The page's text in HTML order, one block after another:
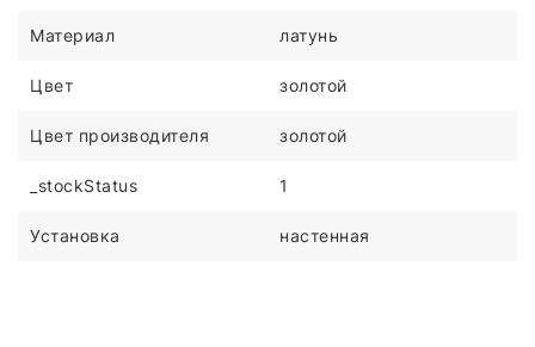
Материал латунь
Цвет золотой
Цвет производителя золотой
_stockStatus 1
Установка настенная